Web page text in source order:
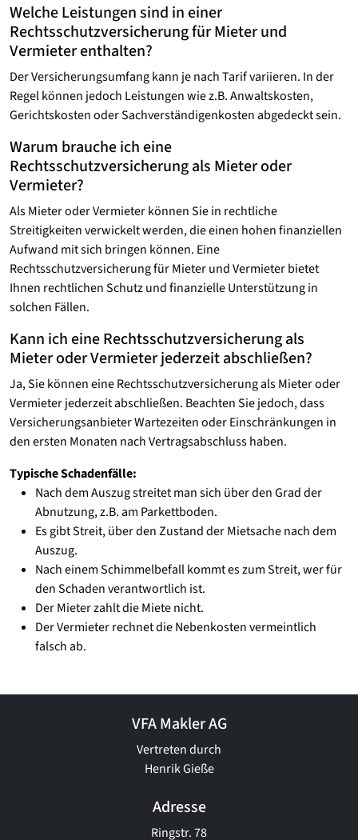
Welche Leistungen sind in einer
Rechtsschutzversicherung für Mieter und
Vermieter enthalten?
Der Versicherungsumfang kann je nach Tarif variieren. In der
Regel können jedoch Leistungen wie z.B. Anwaltskosten,
Gerichtskosten oder Sachverständigenkosten abgedeckt sein.
Warum brauche ich eine
Rechtsschutzversicherung als Mieter oder
Vermieter?
Als Mieter oder Vermieter können Sie in rechtliche
Streitigkeiten verwickelt werden, die einen hohen finanziellen
Aufwand mit sich bringen können. Eine
Rechtsschutzversicherung für Mieter und Vermieter bietet
Ihnen rechtlichen Schutz und finanzielle Unterstützung in
solchen Fällen.
Kann ich eine Rechtsschutzversicherung als
Mieter oder Vermieter jederzeit abschließen?
Ja, Sie können eine Rechtsschutzversicherung als Mieter oder
Vermieter jederzeit abschließen. Beachten Sie jedoch, dass
Versicherungsanbieter Wartezeiten oder Einschränkungen in
den ersten Monaten nach Vertragsabschluss haben.
Typische Schadenfälle:
Nach dem Auszug streitet man sich über den Grad der
Abnutzung, z.B. am Parkettboden.
Es gibt Streit, über den Zustand der Mietsache nach dem
Auszug.
Nach einem Schimmelbefall kommt es zum Streit, wer für
den Schaden verantwortlich ist.
Der Mieter zahlt die Miete nicht.
Der Vermieter rechnet die Nebenkosten vermeintlich
falsch ab.
VFA Makler AG
Vertreten durch
Henrik Gieße
Adresse
Ringstr. 78